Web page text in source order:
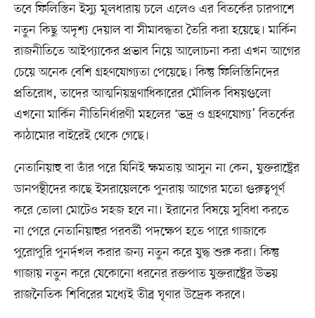
তবে ফিলিস্তিন ইস্যু মূলধারায় চলে এলেও এর বিতর্কের চারপাশে
নতুন কিছু অদৃশ্য দেয়াল বা সীমাবদ্ধতা তৈরি করা হয়েছে। মার্কিন
রাজনীতিতে আইপ্যাকের প্রভাব নিয়ে আলোচনা করা এখন আগের
চেয়ে অনেক বেশি গ্রহণযোগ্যতা পেয়েছে। কিন্তু ফিলিস্তিনিদের
প্রতিরোধ, তাদের আত্মনিয়ন্ত্রণাধিকারের মৌলিক বিষয়গুলো
এখনো মার্কিন নীতিনির্ধারণী মহলের ‘ভদ্র ও গ্রহণযোগ্য’ বিতর্কের
কাঠামোর বাইরেই থেকে গেছে।
নেতানিয়াহু বা তাঁর পরে যিনিই ক্ষমতায় আসুন না কেন, যুক্তরাষ্ট্রের
ডানপন্থীদের কাছে ইসরায়েলকে পুনরায় আগের মতো গুরুত্বপূর্ণ
করে তোলা মোটেও সহজ হবে না। ইরানের বিষয়ে সুবিধা করতে
না পেরে নেতানিয়াহুর পরবর্তী পদক্ষেপ হতে পারে গাজাকে
পুরোপুরি পুনর্দখল করার জন্য নতুন করে যুদ্ধ শুরু করা। কিন্তু
গাজায় নতুন করে যেকোনো ধরনের রক্তপাত যুক্তরাষ্ট্রের উভয়
রাজনৈতিক শিবিরের মধ্যেই তীব্র ঘৃণার উদ্রেক করবে।